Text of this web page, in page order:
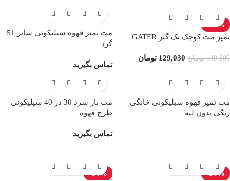
-14%
تمپر مت کوچک تک گتر GATER
149,600 تومان 129,030 تومان
مت تمپر قهوه سیلیکونی سایز 51
گرد
تماس بگیرید
مت تمپر قهوه سیلیکونی خانگی
رنگی بدون لبه
مت بار سرد 30 در 40 سیلیکونی
طرح قهوه
تماس بگیرید
-14%
-14%